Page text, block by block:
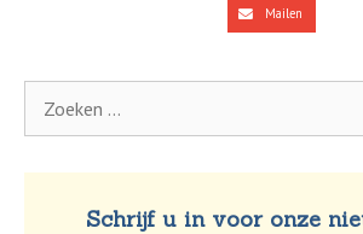
Mailen
Schrijf u in voor onze